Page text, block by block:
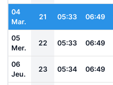
04
Mar.
21 05:33 06:49
05
Mer.
22 05:33 06:49
06
Jeu.
23 05:34 06:49